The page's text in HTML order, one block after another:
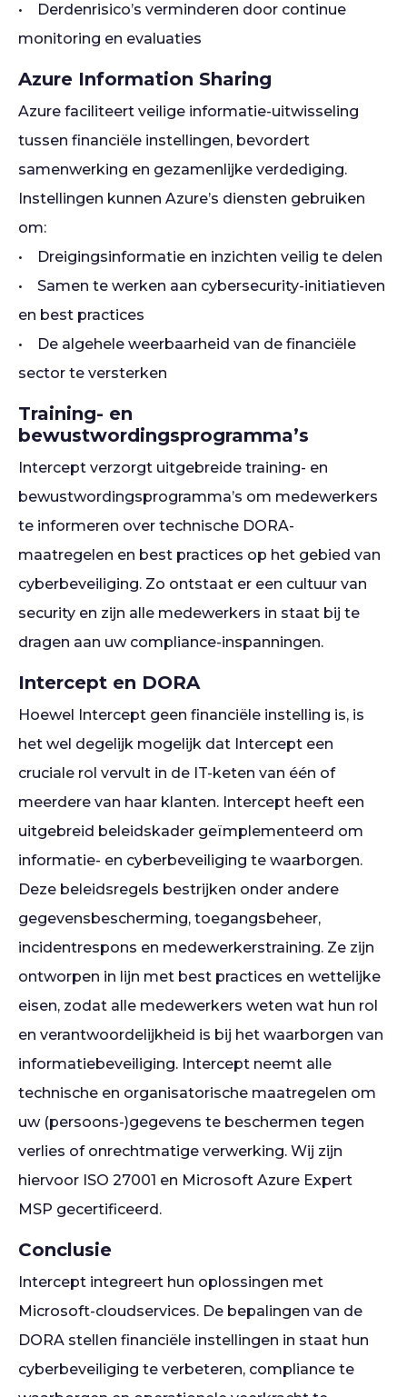
• Derdenrisico’s verminderen door continue
monitoring en evaluaties
Azure Information Sharing
Azure faciliteert veilige informatie-uitwisseling
tussen financiële instellingen, bevordert
samenwerking en gezamenlijke verdediging.
Instellingen kunnen Azure’s diensten gebruiken
om:
• Dreigingsinformatie en inzichten veilig te delen
• Samen te werken aan cybersecurity-initiatieven
en best practices
• De algehele weerbaarheid van de financiële
sector te versterken
Training- en
bewustwordingsprogramma’s
Intercept verzorgt uitgebreide training- en
bewustwordingsprogramma’s om medewerkers
te informeren over technische DORA-
maatregelen en best practices op het gebied van
cyberbeveiliging. Zo ontstaat er een cultuur van
security en zijn alle medewerkers in staat bij te
dragen aan uw compliance-inspanningen.
Intercept en DORA
Hoewel Intercept geen financiële instelling is, is
het wel degelijk mogelijk dat Intercept een
cruciale rol vervult in de IT-keten van één of
meerdere van haar klanten. Intercept heeft een
uitgebreid beleidskader geïmplementeerd om
informatie- en cyberbeveiliging te waarborgen.
Deze beleidsregels bestrijken onder andere
gegevensbescherming, toegangsbeheer,
incidentrespons en medewerkerstraining. Ze zijn
ontworpen in lijn met best practices en wettelijke
eisen, zodat alle medewerkers weten wat hun rol
en verantwoordelijkheid is bij het waarborgen van
informatiebeveiliging. Intercept neemt alle
technische en organisatorische maatregelen om
uw (persoons-)gegevens te beschermen tegen
verlies of onrechtmatige verwerking. Wij zijn
hiervoor ISO 27001 en Microsoft Azure Expert
MSP gecertificeerd.
Conclusie
Intercept integreert hun oplossingen met
Microsoft-cloudservices. De bepalingen van de
DORA stellen financiële instellingen in staat hun
cyberbeveiliging te verbeteren, compliance te